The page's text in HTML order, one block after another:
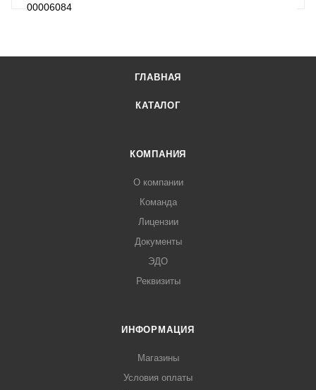
00006084
ГЛАВНАЯ
КАТАЛОГ
КОМПАНИЯ
О компании
Команда
Лицензии
Документы
ЭДО
Реквизиты
ИНФОРМАЦИЯ
Магазины
Условия оплаты